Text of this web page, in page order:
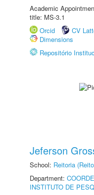
Academic
title: MS-3.1
Orcid
CV
Dimensions
Repositório
Jeferson
School: Reitoria
Department:
INSTITUTO DE